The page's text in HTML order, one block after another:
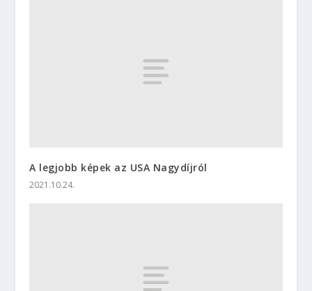
A legjobb képek az USA Nagydíjról
2021.10.24.